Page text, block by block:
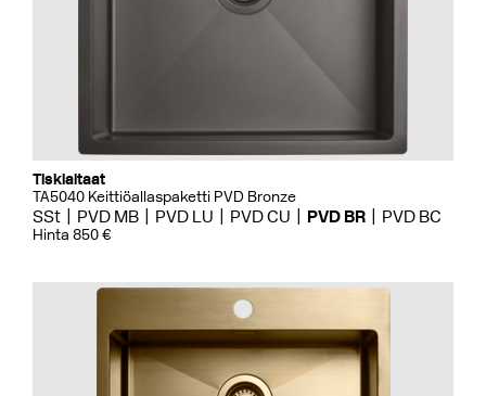
Tiskialtaat
TA5040 Keittiöallaspaketti PVD Bronze
SSt PVD MB PVD LU PVD CU PVD BR PVD BC
Hinta 850 €